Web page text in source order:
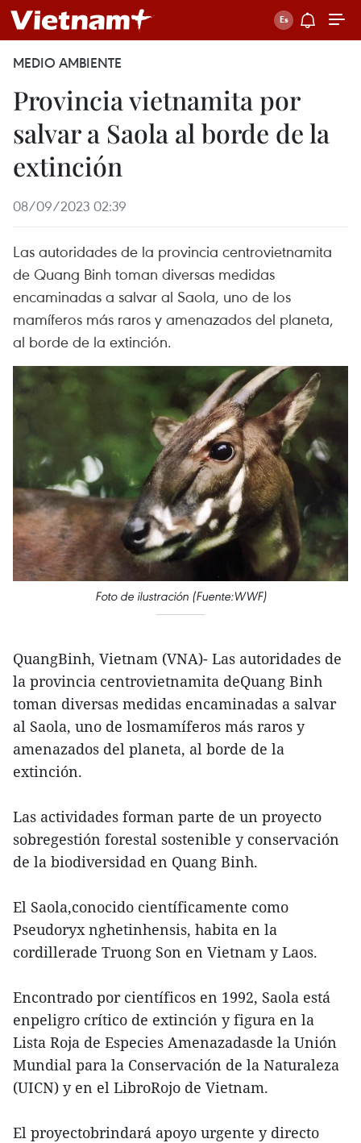
MEDIO AMBIENTE
Provincia vietnamita por
salvar a Saola al borde de la
extinción
08/09/2023 02:39
Las autoridades de la provincia centrovietnamita
de Quang Binh toman diversas medidas
encaminadas a salvar al Saola, uno de los
mamíferos más raros y amenazados del planeta,
al borde de la extinción.
Foto de ilustración (Fuente:WWF)
QuangBinh, Vietnam (VNA)- Las autoridades de
la provincia centrovietnamita deQuang Binh
toman diversas medidas encaminadas a salvar
al Saola, uno de losmamíferos más raros y
amenazados del planeta, al borde de la
extinción.
Las actividades forman parte de un proyecto
sobregestión forestal sostenible y conservación
de la biodiversidad en Quang Binh.
El Saola,conocido científicamente como
Pseudoryx nghetinhensis, habita en la
cordillerade Truong Son en Vietnam y Laos.
Encontrado por científicos en 1992, Saola está
enpeligro crítico de extinción y figura en la
Lista Roja de Especies Amenazadasde la Unión
Mundial para la Conservación de la Naturaleza
(UICN) y en el LibroRojo de Vietnam.
El proyectobrindará apoyo urgente y directo